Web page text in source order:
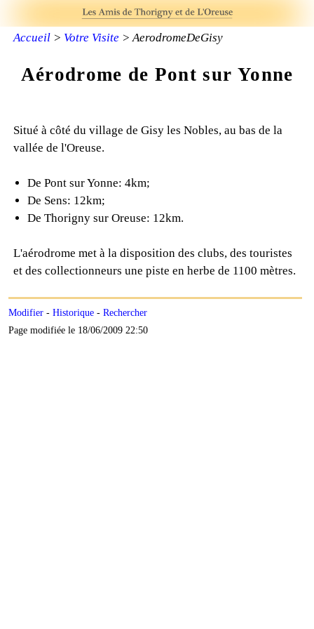
Accueil> Votre Visite> AerodromeDeGisy
Aérodrome de Pont sur Yonne
Situé à côté du village de Gisy les Nobles, au bas de la
vallée de l'Oreuse.
De Pont sur Yonne: 4km;
De Sens: 12km;
De Thorigny sur Oreuse: 12km.
L'aérodrome met à la disposition des clubs, des touristes
et des collectionneurs une piste en herbe de 1100 mètres.
Modifier- Historique- Rechercher
Page modifiée le 18/06/2009 22:50